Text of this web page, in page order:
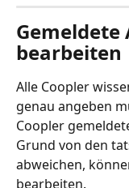
bearbeiten
Alle Coopler
genau angeben
Coopler
Grund von den
abweichen,
bearbeiten.